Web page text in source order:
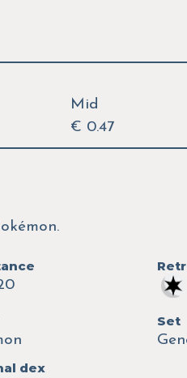
Mid
€ 0.47
Set
dex